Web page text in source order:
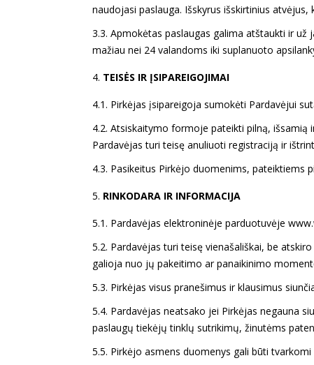
naudojasi paslauga. Išskyrus išskirtinius
3.3. Apmokėtas paslaugas galima atštaukti ir už
mažiau nei 24 valandoms iki suplanuoto
TEISĖS IR ĮSIPAREIGOJIMAI
4.1. Pirkėjas įsipareigoja sumokėti Pardavėjui
4.2. Atsiskaitymo formoje pateikti pilną, išsamią
Pardavėjas turi teisę anuliuoti registraciją ir
4.3. Pasikeitus Pirkėjo duomenims,
RINKODARA IR INFORMACIJA
5.1. Pardavėjas elektroninėje parduotuvėje
5.2. Pardavėjas turi teisę vienašališkai, be
galioja nuo jų pakeitimo ar panaikinimo
5.3. Pirkėjas visus pranešimus ir klausimus
5.4. Pardavėjas neatsako jei Pirkėjas negauna
paslaugų tiekėjų tinklų sutrikimų, žinutėms
5.5. Pirkėjo asmens duomenys gali būti